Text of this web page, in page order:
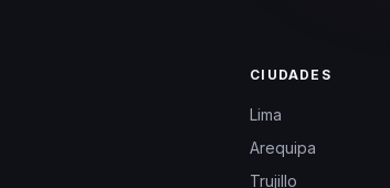
CIUDADES
Lima
Arequipa
Trujillo